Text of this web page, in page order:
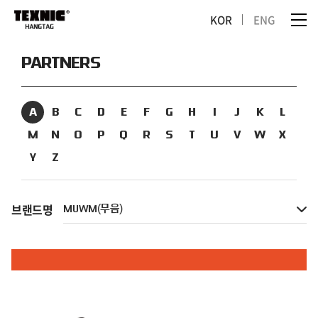
KOR ENG
PARTNERS
A B C D E F G H I J K
L
M
N O P Q R S T U V W
X
Y
Z
브랜드명 MUWM(무음)